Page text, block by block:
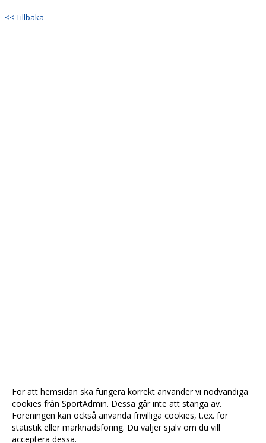
<< Tillbaka
För att hemsidan ska fungera korrekt använder vi nödvändiga
cookies från SportAdmin. Dessa går inte att stänga av.
Föreningen kan också använda frivilliga cookies, t.ex. för
statistik eller marknadsföring. Du väljer själv om du vill
acceptera dessa.